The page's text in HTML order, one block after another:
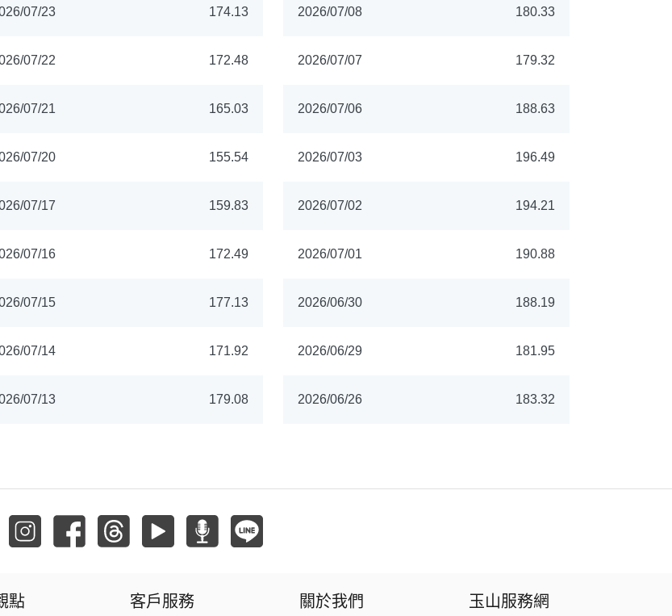
07/23 174.13
07/22 172.48
07/21 165.03
07/20 155.54
07/17 159.83
07/16 172.49
07/15 177.13
07/14 171.92
07/13 179.08
2026/07/08 180.33
2026/07/07 179.32
2026/07/06 188.63
2026/07/03 196.49
2026/07/02 194.21
2026/07/01 190.88
2026/06/30 188.19
2026/06/29 181.95
2026/06/26 183.32
點 客戶服務 關於我們 玉山服務網